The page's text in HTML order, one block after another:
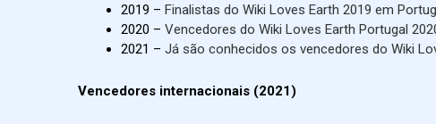
2019 – Finalistas do Wiki Loves Earth 2019 em
2020 – Vencedores do Wiki Loves Earth Portugal
2021 – Já são conhecidos os vencedores do Wiki
Vencedores internacionais (2021)